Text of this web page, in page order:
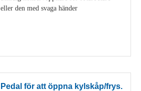
eller den med svaga händer
Pedal för att öppna kylskåp/frys.